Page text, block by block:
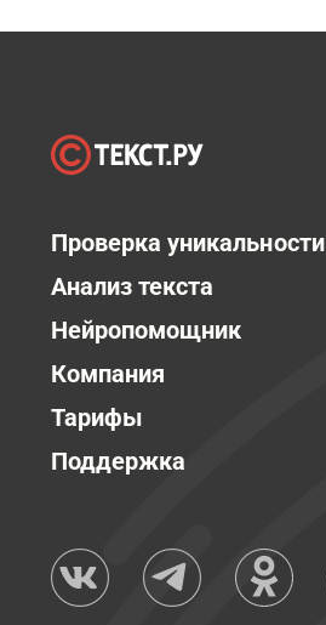
Проверка уникальности
Анализ текста
Нейропомощник
Компания
Тарифы
Поддержка